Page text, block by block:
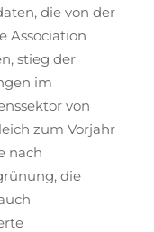
die von der
Association
stieg der
im
von
zum Vorjahr
nach
die